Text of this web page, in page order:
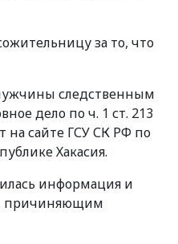
за то, что
следственным
дело по ч. 1 ст. 213
на сайте ГСУ СК РФ по
Хакасия.
информация и
причиняющим